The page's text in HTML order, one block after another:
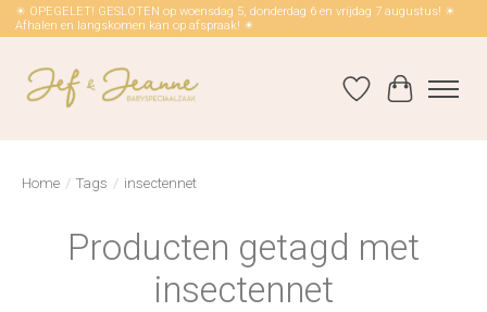
☀ OPEGELET! GESLOTEN op woensdag 5, donderdag 6 en vrijdag 7 augustus! ☀
Afhalen en langskomen kan op afspraak! ☀
Verlanglijst
Home / Tags / insectennet
Producten getagd met
insectennet